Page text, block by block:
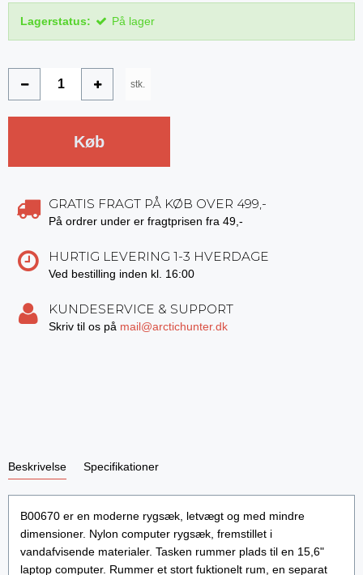
Lagerstatus: På lager
stk.
Køb
GRATIS FRAGT PÅ KØB OVER 499,-
På ordrer under er fragtprisen fra 49,-
HURTIG LEVERING 1-3 HVERDAGE
Ved bestilling inden kl. 16:00
KUNDESERVICE & SUPPORT
Skriv til os på mail@arctichunter.dk
Beskrivelse Specifikationer
B00670 er en moderne rygsæk, letvægt og med mindre
dimensioner. Nylon computer rygsæk, fremstillet i
vandafvisende materialer. Tasken rummer plads til en 15,6"
laptop computer. Rummer et stort fuktionelt rum, en separat